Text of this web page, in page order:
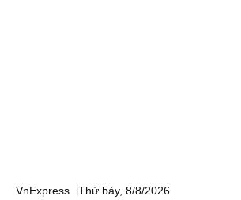
VnExpress Thứ bảy, 8/8/2026